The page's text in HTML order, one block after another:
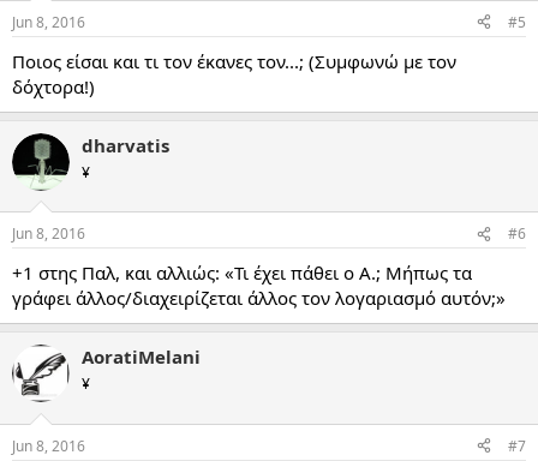
Jun 8, 2016 #5
Ποιος είσαι και τι τον έκανες τον...; (Συμφωνώ με τον
δόχτορα!)
dharvatis
¥
Jun 8, 2016 #6
+1 στης Παλ, και αλλιώς: «Τι έχει πάθει ο Α.; Μήπως τα
γράφει άλλος/διαχειρίζεται άλλος τον λογαριασμό αυτόν;»
AoratiMelani
¥
Jun 8, 2016 #7